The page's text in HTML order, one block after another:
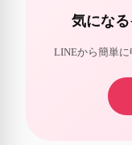
気にな
LINEから簡単に